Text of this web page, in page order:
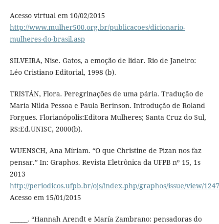
Acesso virtual em 10/02/2015
http://www.mulher500.org.br/publicacoes/dicionario-
mulheres-do-brasil.asp
SILVEIRA, Nise. Gatos, a emoção de lidar. Rio de Janeiro:
Léo Cristiano Editorial, 1998 (b).
TRISTÁN, Flora. Peregrinações de uma pária. Tradução de
Maria Nilda Pessoa e Paula Berinson. Introdução de Roland
Forgues. Florianópolis:Editora Mulheres; Santa Cruz do Sul,
RS:Ed.UNISC, 2000(b).
WUENSCH, Ana Míriam. “O que Christine de Pizan nos faz
pensar.” In: Graphos. Revista Eletrônica da UFPB nº 15, 1s
2013
http://periodicos.ufpb.br/ojs/index.php/graphos/issue/view/
Acesso em 15/01/2015
______. “Hannah Arendt e María Zambrano: pensadoras do